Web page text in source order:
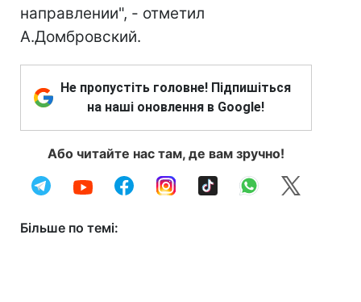
направлении", - отметил
А.Домбровский.
Не пропустіть головне! Підпишіться
на наші оновлення в Google!
Або читайте нас там, де вам зручно!
Більше по темі: